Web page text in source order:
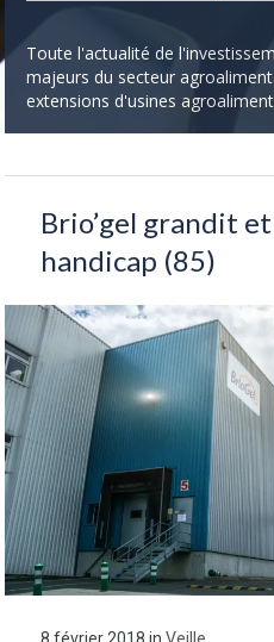
Toute l'actualité de
majeurs du secteur
extensions d'usines
Brio’gel grandit
handicap (85)